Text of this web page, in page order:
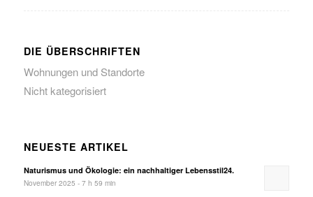
DIE ÜBERSCHRIFTEN
Wohnungen und Standorte
Nicht kategorisiert
NEUESTE ARTIKEL
Naturismus und Ökologie: ein nachhaltiger Lebensstil24.
November 2025 - 7 h 59 min